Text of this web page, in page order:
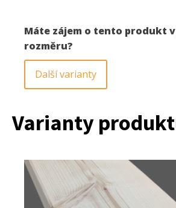
Máte zájem o tento produkt
rozměru?
Další varianty
Varianty